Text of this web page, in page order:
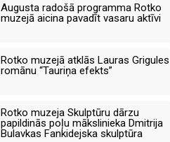
Augusta radošā programma Rotko
muzejā aicina pavadīt vasaru aktīvi
Rotko muzejā atklās Lauras Grigules
romānu “Tauriņa efekts”
Rotko muzeja Skulptūru dārzu
papildinās poļu mākslinieka Dmitrija
Bulavkas Fankidejska skulptūra